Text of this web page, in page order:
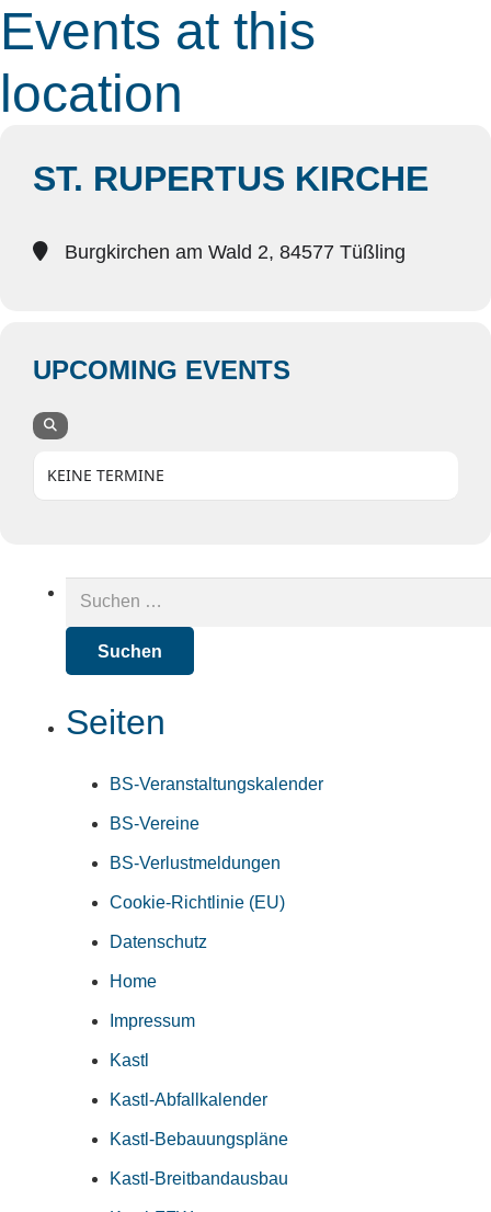
Events at this
location
ST. RUPERTUS KIRCHE
Burgkirchen am Wald 2, 84577 Tüßling
UPCOMING EVENTS
KEINE TERMINE
Suchen
Seiten
BS-Veranstaltungskalender
BS-Vereine
BS-Verlustmeldungen
Cookie-Richtlinie (EU)
Datenschutz
Home
Impressum
Kastl
Kastl-Abfallkalender
Kastl-Bebauungspläne
Kastl-Breitbandausbau